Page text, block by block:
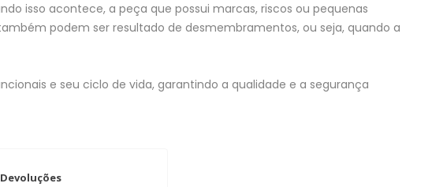
isso acontece, a peça que possui marcas, riscos ou pequenas
podem ser resultado de desmembramentos, ou seja, quando a
e seu ciclo de vida, garantindo a qualidade e a segurança
Devoluções